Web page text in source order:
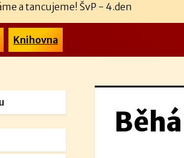
a tancujeme! ŠvP - 4.den
Knihovna